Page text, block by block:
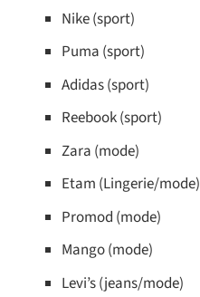
Nike (sport)
Puma (sport)
Adidas (sport)
Reebook (sport)
Zara (mode)
Etam (Lingerie/mode)
Promod (mode)
Mango (mode)
Levi’s (jeans/mode)